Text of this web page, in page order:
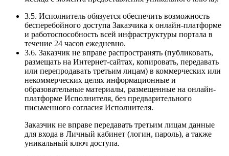
3.5. Исполнитель обязуется обеспечить возможность
бесперебойного доступа Заказчика к онлайн-платформе
и работоспособность всей инфраструктуры портала в
течение 24 часов ежедневно.
3.6. Заказчик не вправе распространять (публиковать,
размещать на Интернет-сайтах, копировать, передавать
или перепродавать третьим лицам) в коммерческих или
некоммерческих целях информационные и
образовательные материалы, размещенные на онлайн-
платформе Исполнителя, без предварительного
письменного согласия Исполнителя.
Заказчик не вправе передавать третьим лицам данные
для входа в Личный кабинет (логин, пароль), а также
уникальный ключ доступа.